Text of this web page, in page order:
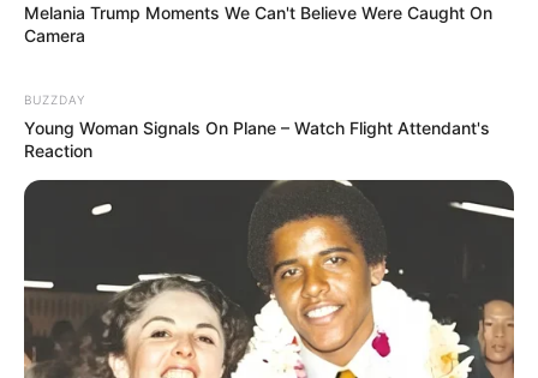
Melania Trump Moments We Can't Believe Were Caught On
Camera
BUZZDAY
Young Woman Signals On Plane – Watch Flight Attendant's
Reaction